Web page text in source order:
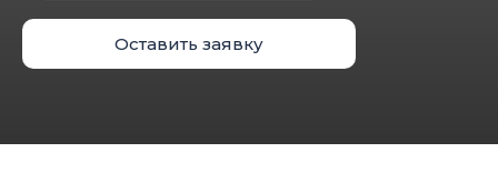
Оставить заявку